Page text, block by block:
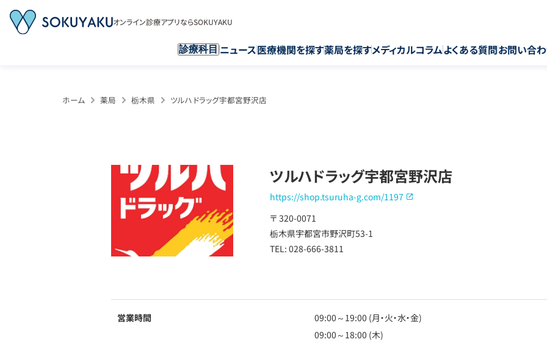
オンライン診療アプリならSOKUYAKU
診療科目 ニュース医療機関を探す薬局を探すメディカルコラムよくある質問お問い合
ホーム 薬局 栃木県 ツルハドラッグ宇都宮野沢店
ツルハドラッグ宇都宮野沢店
https://shop.tsuruha-g.com/1197
〒 320-0071
栃木県宇都宮市野沢町53-1
TEL: 028-666-3811
営業時間
09:00～19:00 (月・火・水・金)
09:00～18:00 (木)